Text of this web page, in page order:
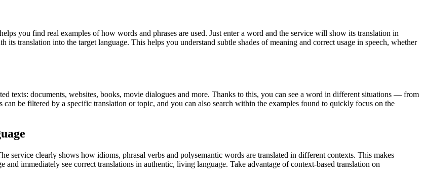
you find real examples of how words and phrases are used. Just enter a word and the service will show its translation in
translation into the target language. This helps you understand subtle shades of meaning and correct usage in speech, whether
texts: documents, websites, books, movie dialogues and more. Thanks to this, you can see a word in different situations — from
be filtered by a specific translation or topic, and you can also search within the examples found to quickly focus on the
service clearly shows how idioms, phrasal verbs and polysemantic words are translated in different contexts. This makes
immediately see correct translations in authentic, living language. Take advantage of context-based translation on